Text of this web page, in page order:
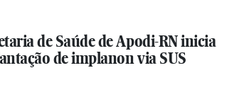
de Saúde de Apodi-RN inicia
de implanon via SUS